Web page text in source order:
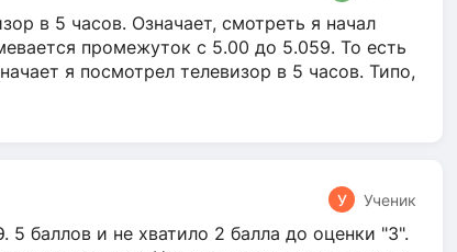
в 5 часов. Означает, смотреть я начал
промежуток с 5.00 до 5.059. То есть
я посмотрел телевизор в 5 часов. Типо,
У Ученик
5 баллов и не хватило 2 балла до оценки "3".